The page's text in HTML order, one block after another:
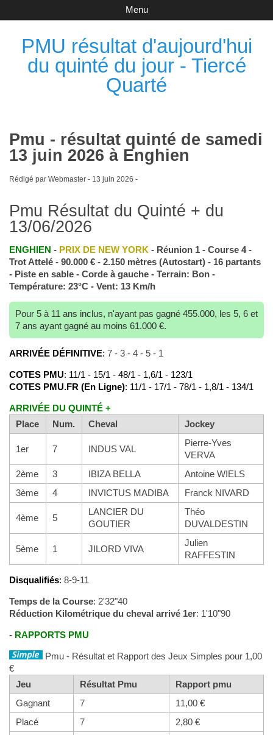
PMU résultat d'aujourd'hui
du quinté du jour - Tiercé
Quarté
Menu
Pmu - résultat quinté de samedi
13 juin 2026 à Enghien
Rédigé par Webmaster - 13 juin 2026 -
Pmu Résultat du Quinté + du
13/06/2026
ENGHIEN - PRIX DE NEW YORK - Réunion 1 - Course 4 -
Trot Attelé - 90.000 € - 2.150 mètres (Autostart) - 16 partants
- Piste en sable - Corde à gauche - Terrain: Bon -
Température: 23°C - Vent: 13 Km/h
Pour 5 à 11 ans inclus, n'ayant pas gagné 455.000, les 5, 6 et
7 ans ayant gagné au moins 61.000 €.
ARRIVÉE DÉFINITIVE: 7 - 3 - 4 - 5 - 1
COTES PMU: 11/1 - 15/1 - 48/1 - 1,6/1 - 123/1
COTES PMU.FR (En Ligne): 11/1 - 17/1 - 78/1 - 1,8/1 - 134/1
ARRIVÉE DU QUINTÉ +
Place
Num. Cheval Jockey
1er 7 INDUS VAL
Pierre-Yves
VERVA
2ème
3 IBIZA BELLA
Antoine WIELS
3ème
4 INVICTUS MADIBA Franck NIVARD
4ème 5
LANCIER DU
GOUTIER
Théo
DUVALDESTIN
5ème 1 JILORD VIVA
Julien
RAFFESTIN
Disqualifiés: 8-9-11
Temps de la Course: 2'32"40
Réduction Kilométrique du cheval arrivé 1er: 1'10"90
- RAPPORTS PMU
Pmu - Résultat et Rapport des Jeux Simples pour 1,00
€
Jeu
Résultat Pmu
Rapport pmu
Gagnant
7
11,00 €
Placé
7
2,80 €